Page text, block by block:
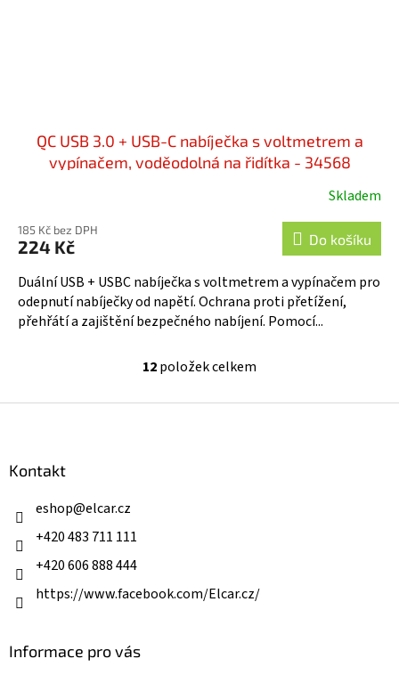
QC USB 3.0 + USB-C nabíječka s voltmetrem a
vypínačem, voděodolná na řidítka - 34568
Skladem
185 Kč bez DPH
224 Kč Do košíku
Duální USB + USBC nabíječka s voltmetrem a vypínačem pro
odepnutí nabíječky od napětí. Ochrana proti přetížení,
přehřátí a zajištění bezpečného nabíjení. Pomocí...
O
l
v
12položek celkem
Kontakt
eshop@elcar.cz
+420 483 711 111
+420 606 888 444
https://www.facebook.com/Elcar.cz/
Informace pro vás